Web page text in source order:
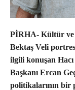
PİRHA- Kültür ve
Bektaş Veli
ilgili konuşan
Başkanı Ercan
politikalarının bir